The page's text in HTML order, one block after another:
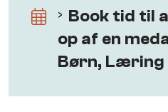
Book tid til
op af en
Børn, Læring